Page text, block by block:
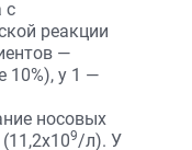
с
реакции
—
10%), у 1 —
носовых
9/л). У